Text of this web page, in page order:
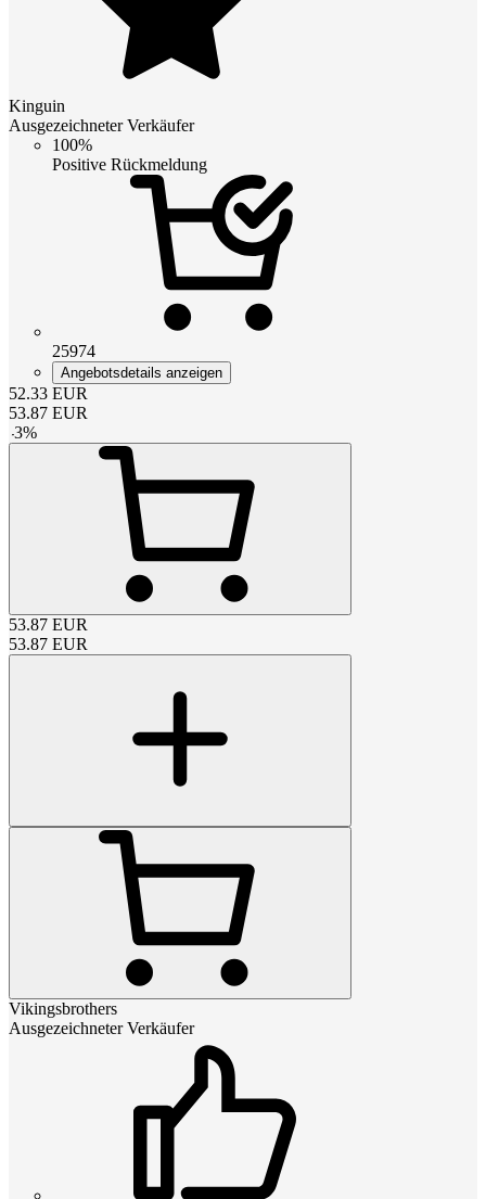
Kinguin
Ausgezeichneter Verkäufer
100%
Positive Rückmeldung
25974
Angebotsdetails anzeigen
52.33 EUR
53.87 EUR
-3%
53.87 EUR
53.87 EUR
Vikingsbrothers
Ausgezeichneter Verkäufer